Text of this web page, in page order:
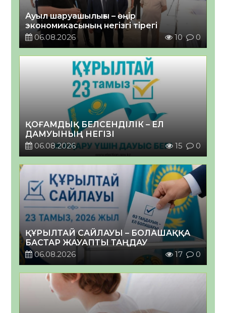
Ауыл шаруашылығы – өңір
экономикасының негізгі тірегі
06.08.2026
10 0
ҚОҒАМДЫҚ БЕЛСЕНДІЛІК – ЕЛ
ДАМУЫНЫҢ НЕГІЗІ
06.08.2026
15 0
ҚҰРЫЛТАЙ САЙЛАУЫ – БОЛАШАҚҚА
БАСТАР ЖАУАПТЫ ТАҢДАУ
06.08.2026
17 0